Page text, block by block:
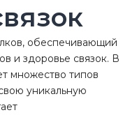
обеспечивающий
и здоровье связок. В
множество типов
уникальную